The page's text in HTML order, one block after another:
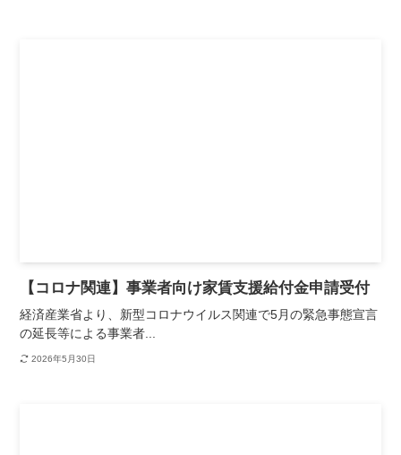
【コロナ関連】事業者向け家賃支援給付金申請受付
経済産業省より、新型コロナウイルス関連で5月の緊急事態宣言
の延長等による事業者...
2026年5月30日